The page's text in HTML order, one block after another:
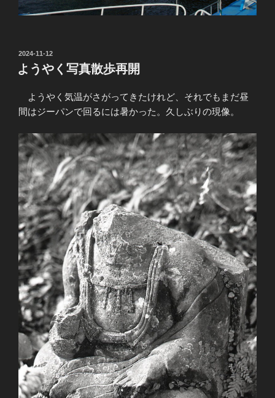
投
稿
日:
2024-11-12
ようやく写真散歩再開
ようやく気温がさがってきたけれど、それでもまだ昼
間はジーパンで回るには暑かった。久しぶりの現像。